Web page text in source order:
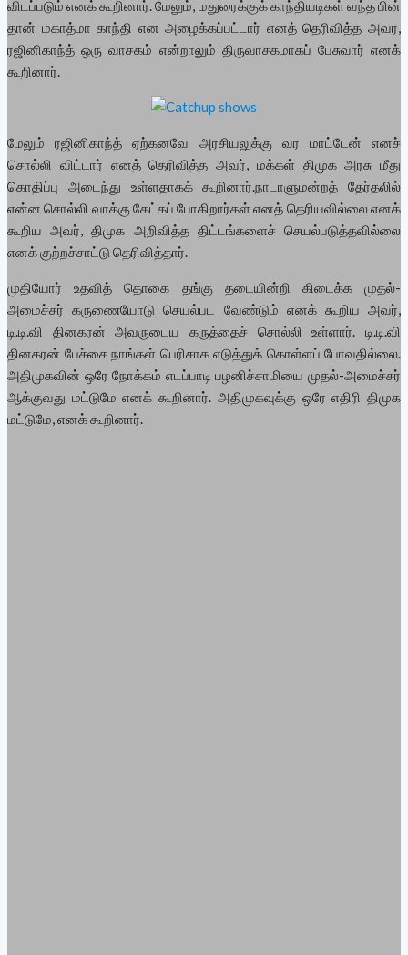
விடப்படும் எனக் கூறினார். மேலும், மதுரைக்குக் காந்தியடிகள் வந்த பின்
தான் மகாத்மா காந்தி என அழைக்கப்பட்டார் எனத் தெரிவித்த அவர,
ரஜினிகாந்த் ஒரு வாசகம் என்றாலும் திருவாசகமாகப் பேசுவார் எனக்
கூறினார்.
மேலும் ரஜினிகாந்த் ஏற்கனவே அரசியலுக்கு வர மாட்டேன் எனச்
சொல்லி விட்டார் எனத் தெரிவித்த அவர், மக்கள் திமுக அரசு மீது
கொதிப்பு அடைந்து உள்ளதாகக் கூறினார்.நாடாளுமன்றத் தேர்தலில்
என்ன சொல்லி வாக்கு கேட்கப் போகிறார்கள் எனத் தெரியவில்லை எனக்
கூறிய அவர், திமுக அறிவித்த திட்டங்களைச் செயல்படுத்தவில்லை
எனக் குற்றச்சாட்டு தெரிவித்தார்.
முதியோர் உதவித் தொகை தங்கு தடையின்றி கிடைக்க முதல்-
அமைச்சர் கருணையோடு செயல்பட வேண்டும் எனக் கூறிய அவர்,
டி.டி.வி தினகரன் அவருடைய கருத்தைச் சொல்லி உள்ளார். டி.டி.வி
தினகரன் பேச்சை நாங்கள் பெரிசாக எடுத்துக் கொள்ளப் போவதில்லை.
அதிமுகவின் ஒரே நோக்கம் எடப்பாடி பழனிச்சாமியை முதல்-அமைச்சர்
ஆக்குவது மட்டுமே எனக் கூறினார். அதிமுகவுக்கு ஒரே எதிரி திமுக
மட்டுமே, எனக் கூறினார்.